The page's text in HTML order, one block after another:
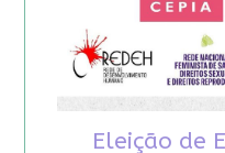
Eleição de